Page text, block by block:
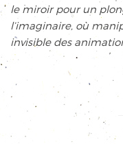
le miroir pour un
l’imaginaire, où
invisible des